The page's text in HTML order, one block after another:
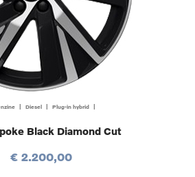
| Diesel | Plug-in hybrid |
Black Diamond Cut
€ 2.200,00